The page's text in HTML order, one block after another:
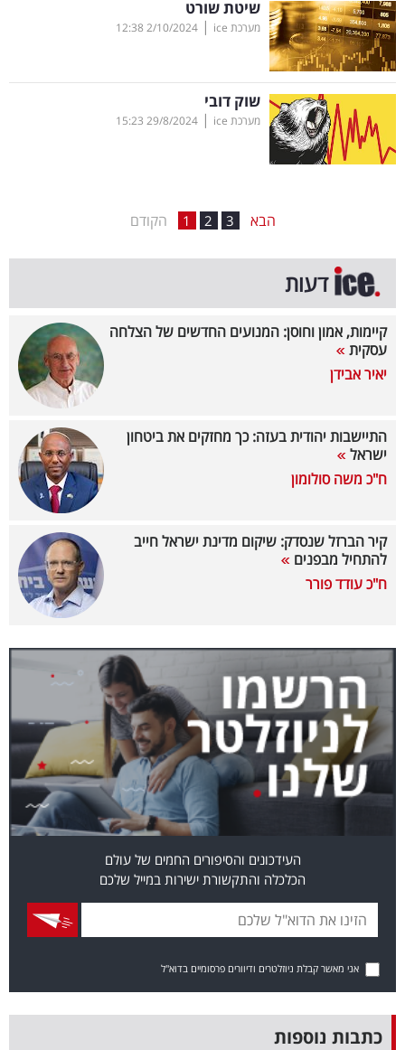
בריאות
תרבות
ופנאי
תיירות
המילון
הכלכלי
פודקאסט
40
ניוזלטרים
מייל
אדום
אחרינו:
שיטת שורט
מערכת ice |
2/10/2024
12:38
שוק דובי
מערכת ice |
29/8/2024
15:23
הקודם 1 2 3 הבא
דעות
קיימות, אמון וחוסן: המנועים החדשים של הצלחה
עסקית
יאיר אבידן
התיישבות יהודית בעזה: כך מחזקים את ביטחון
ישראל
ח"כ משה סולומון
קיר הברזל שנסדק: שיקום מדינת ישראל חייב
להתחיל מבפנים
ח"כ עודד פורר
העידכונים והסיפורים החמים של עולם
הכלכלה והתקשורת ישירות במייל שלכם
אני מאשר קבלת ניוזלטרים ודיוורים פרסומיים בדוא"ל
כתבות נוספות